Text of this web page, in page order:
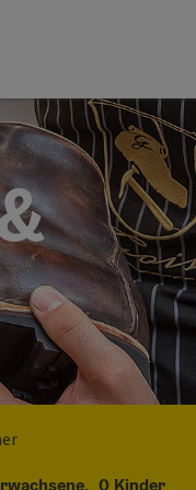
, 0 Kinder